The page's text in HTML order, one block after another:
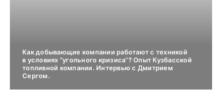
Как добывающие компании работают с техникой
в условиях “угольного кризиса”? Опыт Кузбасской
топливной компании. Интервью с Дмитрием
Сергом.